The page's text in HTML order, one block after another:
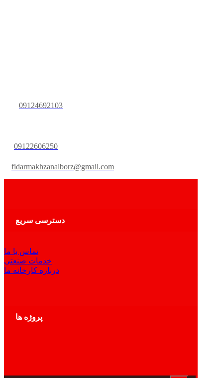
09124692103
09122606250
fidarmakhzanalborz@gmail.com
دسترسی سریع
تماس با ما
خدمات صنعتی
درباره کارخانه ما
پروژه ها